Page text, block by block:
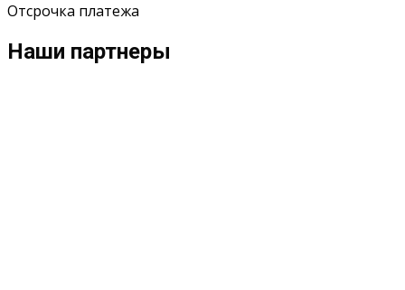
Отсрочка платежа
Наши партнеры